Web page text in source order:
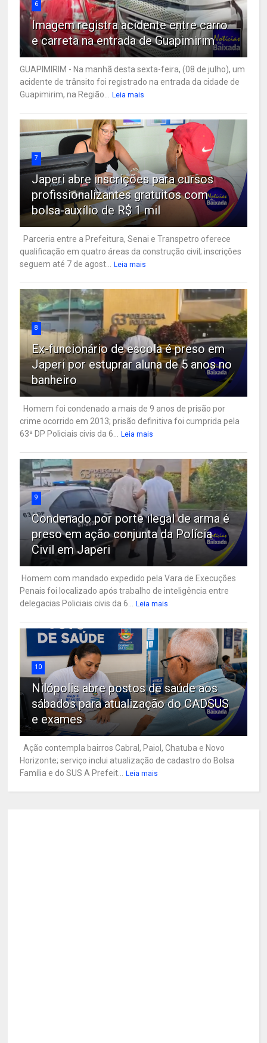
6
Imagem registra acidente entre carro
e carreta na entrada de Guapimirim
GUAPIMIRIM - Na manhã desta sexta-feira, (08 de julho), um
acidente de trânsito foi registrado na entrada da cidade de
Guapimirim, na Região...
Leia mais
7
Japeri abre inscrições para cursos
profissionalizantes gratuitos com
bolsa-auxílio de R$ 1 mil
Parceria entre a Prefeitura, Senai e Transpetro oferece
qualificação em quatro áreas da construção civil; inscrições
seguem até 7 de agost...
Leia mais
8
Ex-funcionário de escola é preso em
Japeri por estuprar aluna de 5 anos no
banheiro
Homem foi condenado a mais de 9 anos de prisão por
crime ocorrido em 2013; prisão definitiva foi cumprida pela
63ª DP Policiais civis da 6...
Leia mais
9
Condenado por porte ilegal de arma é
preso em ação conjunta da Polícia
Civil em Japeri
Homem com mandado expedido pela Vara de Execuções
Penais foi localizado após trabalho de inteligência entre
delegacias Policiais civis da 6...
Leia mais
10
Nilópolis abre postos de saúde aos
sábados para atualização do CADSUS
e exames
Ação contempla bairros Cabral, Paiol, Chatuba e Novo
Horizonte; serviço inclui atualização de cadastro do Bolsa
Família e do SUS A Prefeit...
Leia mais